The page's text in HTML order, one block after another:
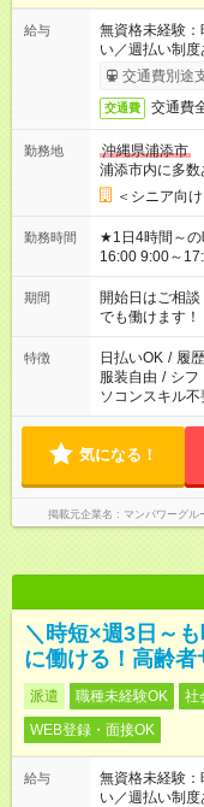
給与
無資格未経験
い／週払い制
完了次第のお
交通費別途
交通費 交通費
勤務地
沖縄県浦添市
浦添市内に多数
＜シニア向
勤務時間
★1日4時間～の時短シフトOK ★
16:00 9:00～17:00
場合、他のお
ん ※法令に基
となります ※労
短時間・短期
期間
開始日はご相
でも働けます！
特徴 日払いOK / 履
服装自由 / シフ
ソコンスキル不
気になる！
掲載元企業名 マンパワーグ
＼時短×週3日～
に働ける！高齢者
派遣 職種未経験OK 社
WEB登録・面接OK
給与
無資格未経験
い／週払い制